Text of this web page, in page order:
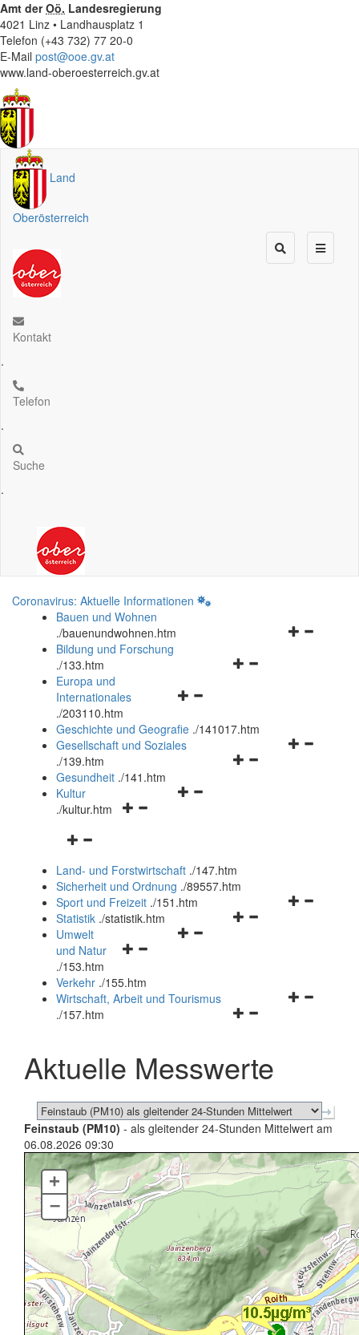
Amt derOö. Landesregierung
4021 Linz • Landhausplatz 1
Telefon (+43 732) 77 20-0
E-Mail post@ooe.gv.at
www.land-oberoesterreich.gv.at
Land
Oberösterreich
Kontakt
.
Telefon
.
Suche
.
Coronavirus: Aktuelle Informationen
Bauen und Wohnen
./bauenundwohnen.htm
Navigationsmenü
Bildung und Forschung
./133.htm
Navigationsmenü
und
schließen
Europa und
Internationales
./203110.htm
Geschichte und Geografie ./141017.htm
Navigationsmenü
Gesellschaft und Soziales
./139.htm
Navigationsmenü
Gesundheit ./141.htm
Navigationsmenü
Kultur
./kultur.htm
Navigationsmenü
und
schließen
Land- und Forstwirtschaft ./147.htm
Sicherheit und Ordnung ./89557.htm
Navigationsmenü
Sport und Freizeit ./151.htm
Navigationsmenü
Statistik ./statistik.htm
Navigationsmenü
und
schließen
Umwelt
und Natur
./153.htm
Verkehr ./155.htm
Navigationsmenü
schließen
Wirtschaft, Arbeit und Tourismus
./157.htm
Aktuelle Messwerte
Feinstaub (PM10) - als gleitender 24-Stunden Mittelwert am
06.08.2026 09:30
+
–